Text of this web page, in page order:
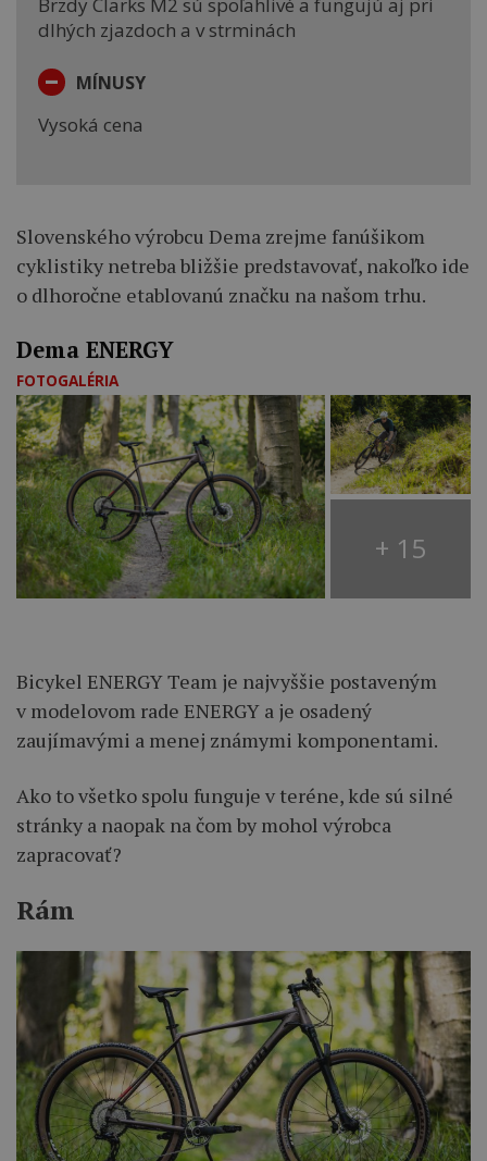
Brzdy Clarks M2 sú spoľahlivé a fungujú aj pri
dlhých zjazdoch a v strminách
- MÍNUSY
Vysoká cena
Slovenského výrobcu Dema zrejme fanúšikom
cyklistiky netreba bližšie predstavovať, nakoľko ide
o dlhoročne etablovanú značku na našom trhu.
Dema ENERGY
FOTOGALÉRIA
+ 15
Bicykel ENERGY Team je najvyššie postaveným
v modelovom rade ENERGY a je osadený
zaujímavými a menej známymi komponentami.
Ako to všetko spolu funguje v teréne, kde sú silné
stránky a naopak na čom by mohol výrobca
zapracovať?
Rám